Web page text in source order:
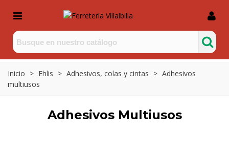
Inicio > Ehlis > Adhesivos, colas y cintas > Adhesivos
multiusos
Adhesivos Multiusos